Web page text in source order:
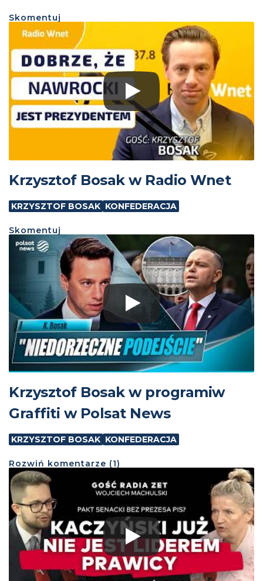
Skomentuj
Krzysztof Bosak w Radio Wnet
KRZYSZTOF BOSAK KONFEDERACJA
Skomentuj
Krzysztof Bosak w programiw
Graffiti w Polsat News
KRZYSZTOF BOSAK KONFEDERACJA
Rozwiń komentarze (1)